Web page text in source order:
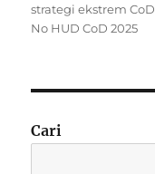
strategi ekstrem CoD
No HUD CoD 2025
Cari